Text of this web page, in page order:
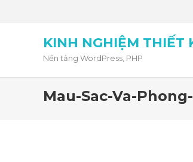
KINH NGHIỆM THIẾT
Nền tảng WordPress, PHP
Mau-Sac-Va-